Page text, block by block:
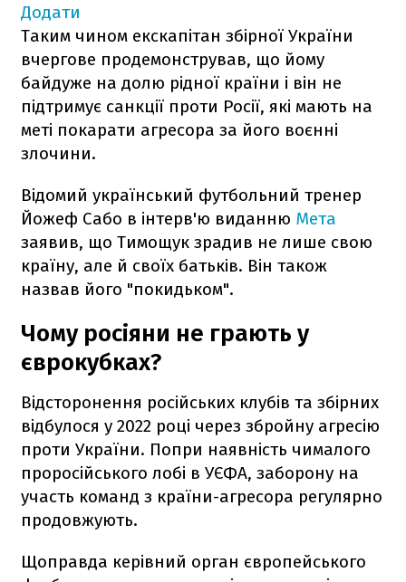
Додати
Таким чином екскапітан збірної України
вчергове продемонстрував, що йому
байдуже на долю рідної країни і він не
підтримує санкції проти Росії, які мають на
меті покарати агресора за його воєнні
злочини.
Відомий український футбольний тренер
Йожеф Сабо в інтерв'ю виданню Мета
заявив, що Тимощук зрадив не лише свою
країну, але й своїх батьків. Він також
назвав його "покидьком".
Чому росіяни не грають у
єврокубках?
Відсторонення російських клубів та збірних
відбулося у 2022 році через збройну агресію
проти України. Попри наявність чималого
проросійського лобі в УЄФА, заборону на
участь команд з країни-агресора регулярно
продовжують.
Щоправда керівний орган європейського